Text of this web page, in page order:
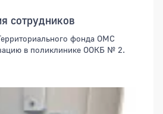
сотрудников
фонда ОМС
в поликлинике ООКБ № 2.